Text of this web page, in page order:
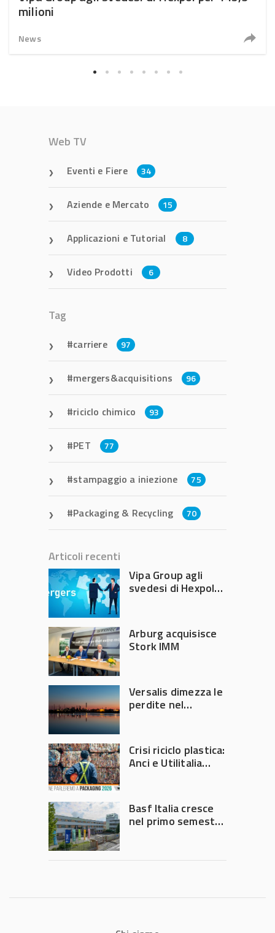
milioni
News
Web TV
Eventi e Fiere 34
Aziende e Mercato 15
Applicazioni e Tutorial 8
Video Prodotti 6
Tag
carriere 97
mergers&acquisitions 96
riciclo chimico 93
PET 77
stampaggio a iniezione 75
Packaging & Recycling 70
Articoli recenti
Vipa Group agli
svedesi di Hexpol
Arburg acquisisce
Stork IMM
Versalis dimezza le
perdite nel
Crisi riciclo plastica:
Anci e Utilitalia
Governo
Basf Italia cresce
nel primo semestre